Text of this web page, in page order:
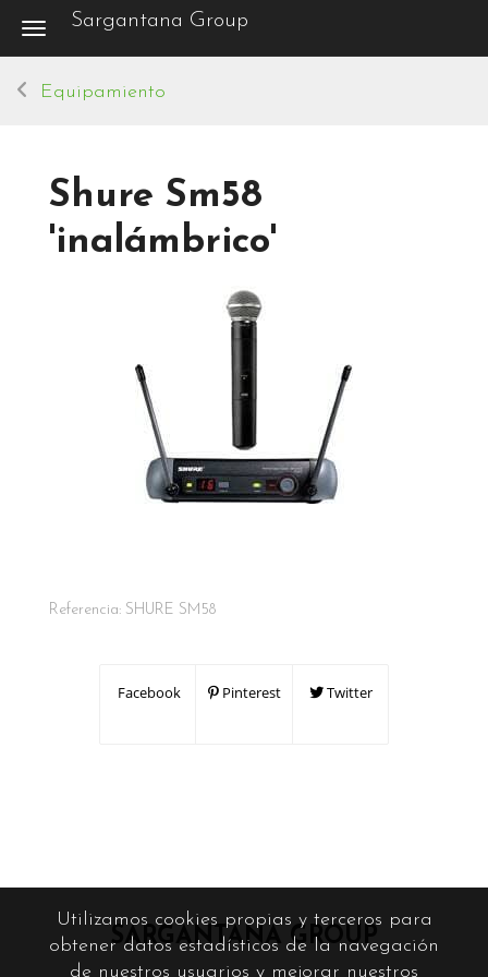
Toggle navigation
Sargantana Group
Equipamiento
Shure Sm58
'inalámbrico'
Referencia: SHURE SM58
Facebook Pinterest Twitter
SARGANTANA GROUP
Utilizamos cookies propias y terceros para
obtener datos estadísticos de la navegación
de nuestros usuarios y mejorar nuestros